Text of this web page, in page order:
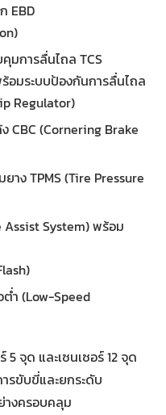
EBD
มการลื่นไถล TCS
อมระบบป้องกันการลื่นไถล
Regulator)
CBC (Cornering Brake
ง TPMS (Tire Pressure
Assist System) พร้อม
ต่ำ (Low-Speed
5 จุด และเซนเซอร์ 12 จุด
รขับขี่และยกระดับ
างครอบคลุม